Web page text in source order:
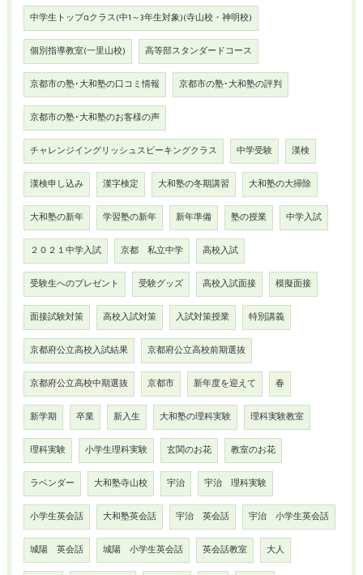
中学生トップαクラス(中1～3年生対象)(寺山校・神明校)
個別指導教室(一里山校) 高等部スタンダードコース
京都市の塾･大和塾の口コミ情報 京都市の塾･大和塾の評判
京都市の塾･大和塾のお客様の声
チャレンジイングリッシュスピーキングクラス 中学受験 漢検
漢検申し込み 漢字検定 大和塾の冬期講習 大和塾の大掃除
大和塾の新年 学習塾の新年 新年準備 塾の授業 中学入試
２０２１中学入試 京都 私立中学 高校入試
受験生へのプレゼント 受験グッズ 高校入試面接 模擬面接
面接試験対策 高校入試対策 入試対策授業 特別講義
京都府公立高校入試結果 京都府公立高校前期選抜
京都府公立高校中期選抜 京都市 新年度を迎えて 春
新学期 卒業 新入生 大和塾の理科実験 理科実験教室
理科実験 小学生理科実験 玄関のお花 教室のお花
ラベンダー 大和塾寺山校 宇治 宇治 理科実験
小学生英会話 大和塾英会話 宇治 英会話 宇治 小学生英会話
城陽 英会話 城陽 小学生英会話 英会話教室 大人